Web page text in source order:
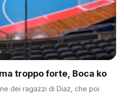
troppo forte, Boca ko
dei ragazzi di Diaz, che poi